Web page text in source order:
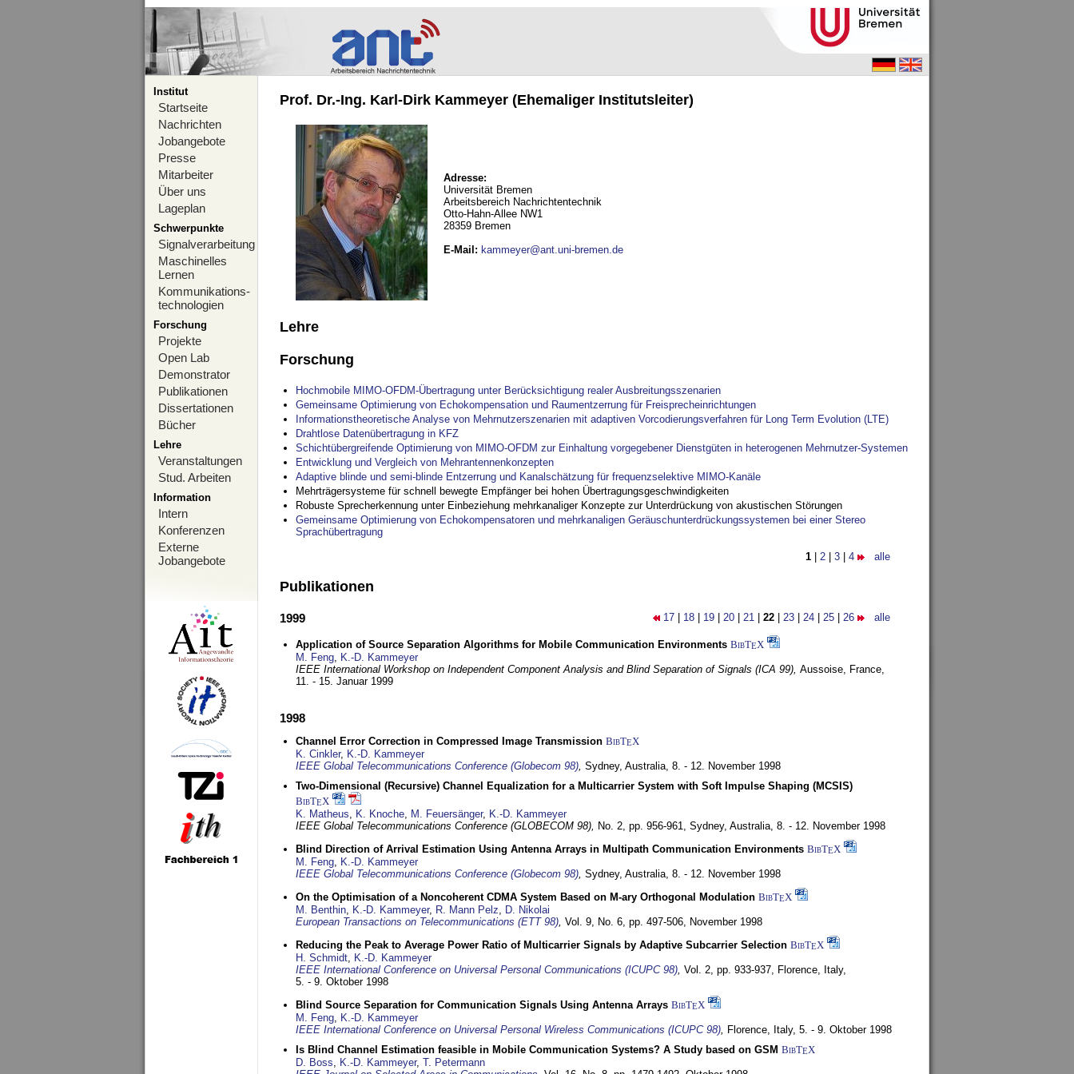
Institut
Startseite
Nachrichten
Jobangebote
Presse
Mitarbeiter
Über uns
Lageplan
Schwerpunkte
Signalverarbeitung
Maschinelles
Lernen
Kommunikations-
technologien
Forschung
Projekte
Open Lab
Demonstrator
Publikationen
Dissertationen
Bücher
Lehre
Veranstaltungen
Stud. Arbeiten
Information
Intern
Konferenzen
Externe
Jobangebote
Prof. Dr.-Ing. Karl-Dirk Kammeyer (Ehemaliger Institutsleiter)
Adresse:
Universität Bremen
Arbeitsbereich Nachrichtentechnik
Otto-Hahn-Allee NW1
28359 Bremen
E-Mail : kammeyer@ant.uni-bremen.de
Lehre
Forschung
Hochmobile MIMO-OFDM-Übertragung unter Berücksichtigung realer Ausbreitungsszenarien
Gemeinsame Optimierung von Echokompensation und Raumentzerrung für Freisprecheinrichtungen
Informationstheoretische Analyse von Mehrnutzerszenarien mit adaptiven Vorcodierungsverfahren für Long Term Evolution (LTE)
Drahtlose Datenübertragung in KFZ
Schichtübergreifende Optimierung von MIMO-OFDM zur Einhaltung vorgegebener Dienstgüten in heterogenen Mehrnutzer-Systemen
Entwicklung und Vergleich von Mehrantennenkonzepten
Adaptive blinde und semi-blinde Entzerrung und Kanalschätzung für frequenzselektive MIMO-Kanäle
Mehrträgersysteme für schnell bewegte Empfänger bei hohen Übertragungsgeschwindigkeiten
Robuste Sprecherkennung unter Einbeziehung mehrkanaliger Konzepte zur Unterdrückung von akustischen Störungen
Gemeinsame Optimierung von Echokompensatoren und mehrkanaligen Geräuschunterdrückungssystemen bei einer Stereo
Sprachübertragung
1 2 3 4 alle
Publikationen
17 18 19 20 21 22 23 24 25 26 alle
1999
Application of Source Separation Algorithms for Mobile Communication Environments BibTEX
M. Feng, K.-D. Kammeyer
IEEE International Workshop on Independent Component Analysis and Blind Separation of Signals (ICA 99), Aussoise, France,
11. - 15. Januar 1999
1998
Channel Error Correction in Compressed Image Transmission BibTEX
K. Cinkler, K.-D. Kammeyer
IEEE Global Telecommunications Conference (Globecom 98), Sydney, Australia, 8. - 12. November 1998
Two-Dimensional (Recursive) Channel Equalization for a Multicarrier System with Soft Impulse Shaping (MCSIS)
BibTEX
K. Matheus, K. Knoche, M. Feuersänger, K.-D. Kammeyer
IEEE Global Telecommunications Conference (GLOBECOM 98), No. 2, pp. 956-961, Sydney, Australia, 8. - 12. November 1998
Blind Direction of Arrival Estimation Using Antenna Arrays in Multipath Communication Environments BibTEX
M. Feng, K.-D. Kammeyer
IEEE Global Telecommunications Conference (Globecom 98), Sydney, Australia, 8. - 12. November 1998
On the Optimisation of a Noncoherent CDMA System Based on M-ary Orthogonal Modulation BibTEX
M. Benthin, K.-D. Kammeyer, R. Mann Pelz, D. Nikolai
European Transactions on Telecommunications (ETT 98), Vol. 9, No. 6, pp. 497-506, November 1998
Reducing the Peak to Average Power Ratio of Multicarrier Signals by Adaptive Subcarrier Selection BibTEX
H. Schmidt, K.-D. Kammeyer
IEEE International Conference on Universal Personal Communications (ICUPC 98), Vol. 2, pp. 933-937, Florence, Italy,
5. - 9. Oktober 1998
Blind Source Separation for Communication Signals Using Antenna Arrays BibTEX
M. Feng, K.-D. Kammeyer
IEEE International Conference on Universal Personal Wireless Communications (ICUPC 98), Florence, Italy, 5. - 9. Oktober 1998
Is Blind Channel Estimation feasible in Mobile Communication Systems? A Study based on GSM BibTEX
D. Boss, K.-D. Kammeyer, T. Petermann